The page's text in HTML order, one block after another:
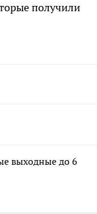
получили
выходные до 6